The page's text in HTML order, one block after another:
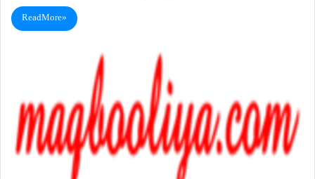
Read More »